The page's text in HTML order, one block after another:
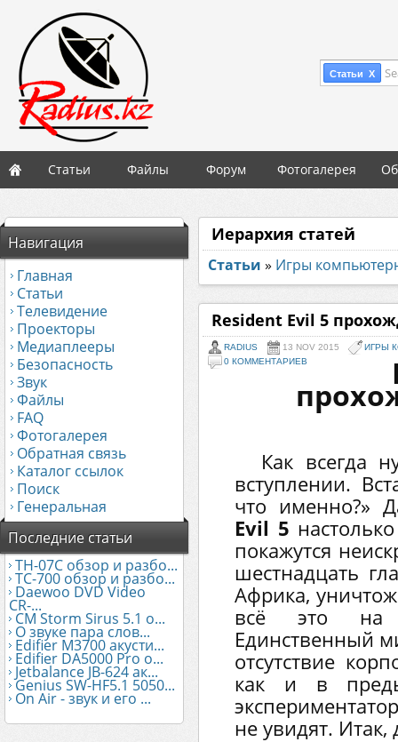
Статьи X
Статьи Файлы Форум Фотогалерея
Навигация
Главная
Статьи
Телевидение
Проекторы
Медиаплееры
Безопасность
Звук
Файлы
FAQ
Фотогалерея
Обратная связь
Каталог ссылок
Поиск
Генеральная
Последние статьи
TH-07C обзор и разбо...
TC-700 обзор и разбо...
Daewoo DVD Video
CR-...
CM Storm Sirus 5.1 о...
О звуке пара слов...
Edifier М3700 акусти...
Edifier DA5000 Pro о...
Jetbalance JB-624 ак...
Genius SW-HF5.1 5050...
On Air - звук и его ...
Иерархия статей
Статьи » Игры
Resident Evil 5
RADIUS 13 NOV 2015
ИГРЫ
0 КОММЕНТАРИЕВ
Как всегда
вступлении.
что именно?»
Evil 5
покажутся
шестнадцать
Африка,
всё это на
Единственный
отсутствие
как и в
не увидят.